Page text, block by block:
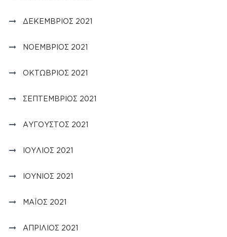
ΔΕΚΈΜΒΡΙΟΣ 2021
ΝΟΈΜΒΡΙΟΣ 2021
ΟΚΤΏΒΡΙΟΣ 2021
ΣΕΠΤΈΜΒΡΙΟΣ 2021
ΑΎΓΟΥΣΤΟΣ 2021
ΙΟΎΛΙΟΣ 2021
ΙΟΎΝΙΟΣ 2021
ΜΆΙΟΣ 2021
ΑΠΡΊΛΙΟΣ 2021